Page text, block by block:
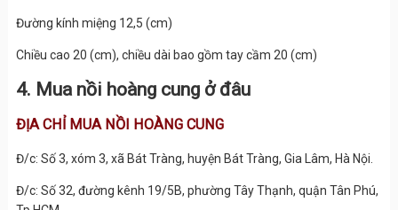
Đường kính miệng 12,5 (cm)
Chiều cao 20 (cm), chiều dài bao gồm tay cầm 20 (cm)
4. Mua nồi hoàng cung ở đâu
ĐỊA CHỈ MUA NỒI HOÀNG CUNG
Đ/c: Số 3, xóm 3, xã Bát Tràng, huyện Bát Tràng, Gia Lâm, Hà Nội.
Đ/c: Số 32, đường kênh 19/5B, phường Tây Thạnh, quận Tân Phú,